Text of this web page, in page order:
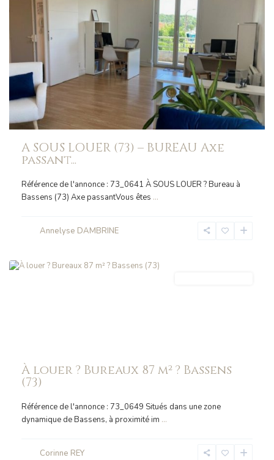
A SOUS LOUER (73) – BUREAU Axe
passant...
Référence de l'annonce : 73_0641 À SOUS LOUER ? Bureau à
Bassens (73) Axe passantVous êtes ...
Annelyse DAMBRINE
À louer ? Bureaux 87 m² ? Bassens
(73)
Référence de l'annonce : 73_0649 Situés dans une zone
dynamique de Bassens, à proximité im ...
Corinne REY